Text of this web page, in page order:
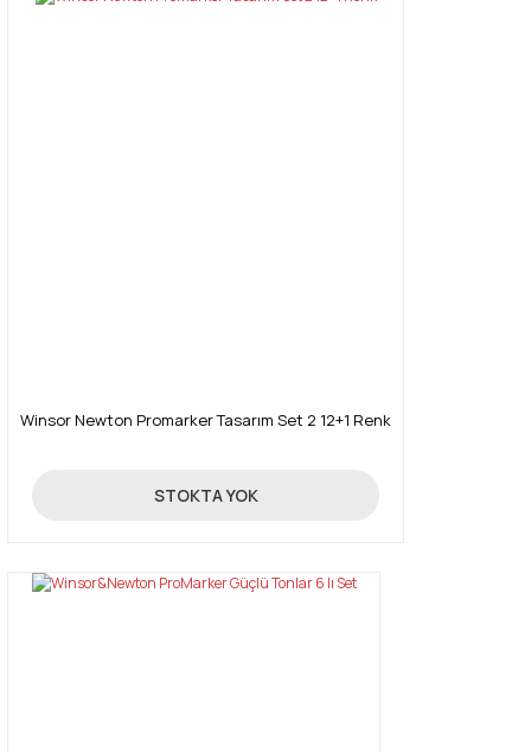
Winsor Newton Promarker Tasarım Set 2 12+1 Renk
214,30 TL
STOKTA YOK